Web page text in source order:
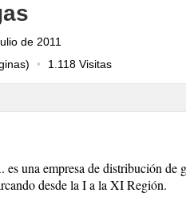
de 2011
1.118 Visitas
una empresa de distribución de
desde la I a la XI Región.